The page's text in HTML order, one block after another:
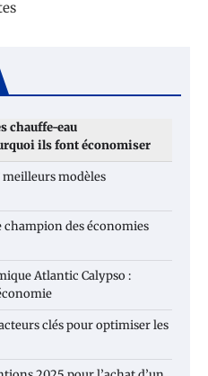
chauffe-eau
ils font économiser
meilleurs modèles
des économies
Atlantic Calypso :
clés pour optimiser les